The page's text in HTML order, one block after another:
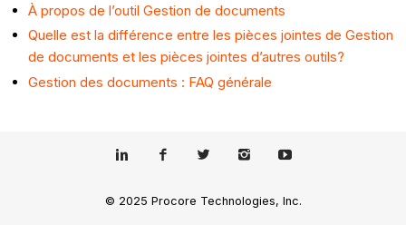
À propos de l’outil Gestion de documents
Quelle est la différence entre les pièces jointes de Gestion
de documents et les pièces jointes d’autres outils?
Gestion des documents : FAQ générale
© 2025 Procore Technologies, Inc.